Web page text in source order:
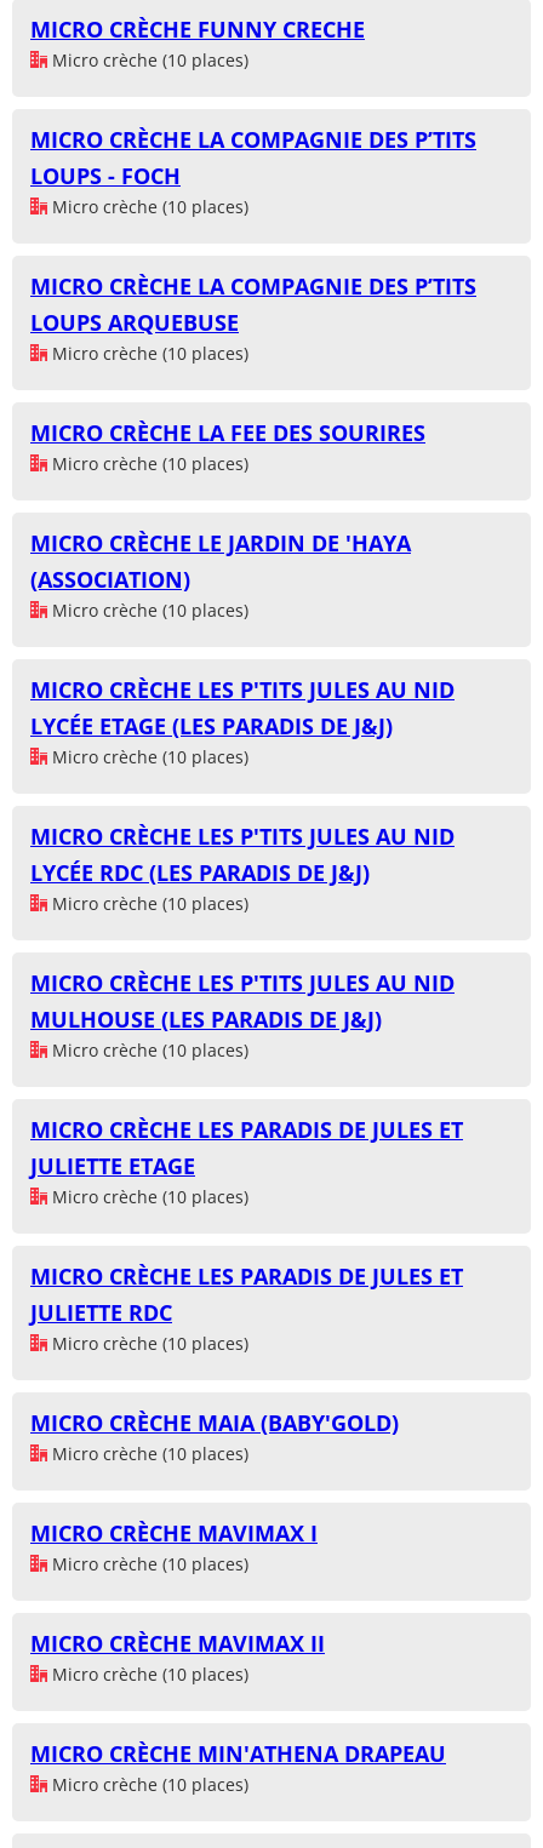
MICRO CRÈCHE FUNNY CRECHE
Micro crèche (10 places)
MICRO CRÈCHE LA COMPAGNIE DES P’TITS
LOUPS - FOCH
Micro crèche (10 places)
MICRO CRÈCHE LA COMPAGNIE DES P’TITS
LOUPS ARQUEBUSE
Micro crèche (10 places)
MICRO CRÈCHE LA FEE DES SOURIRES
Micro crèche (10 places)
MICRO CRÈCHE LE JARDIN DE 'HAYA
(ASSOCIATION)
Micro crèche (10 places)
MICRO CRÈCHE LES P'TITS JULES AU NID
LYCÉE ETAGE (LES PARADIS DE J&J)
Micro crèche (10 places)
MICRO CRÈCHE LES P'TITS JULES AU NID
LYCÉE RDC (LES PARADIS DE J&J)
Micro crèche (10 places)
MICRO CRÈCHE LES P'TITS JULES AU NID
MULHOUSE (LES PARADIS DE J&J)
Micro crèche (10 places)
MICRO CRÈCHE LES PARADIS DE JULES ET
JULIETTE ETAGE
Micro crèche (10 places)
MICRO CRÈCHE LES PARADIS DE JULES ET
JULIETTE RDC
Micro crèche (10 places)
MICRO CRÈCHE MAIA (BABY'GOLD)
Micro crèche (10 places)
MICRO CRÈCHE MAVIMAX I
Micro crèche (10 places)
MICRO CRÈCHE MAVIMAX II
Micro crèche (10 places)
MICRO CRÈCHE MIN'ATHENA DRAPEAU
Micro crèche (10 places)